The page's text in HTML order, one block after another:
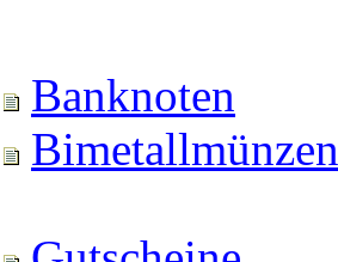
Banknoten
Bimetallmünzen